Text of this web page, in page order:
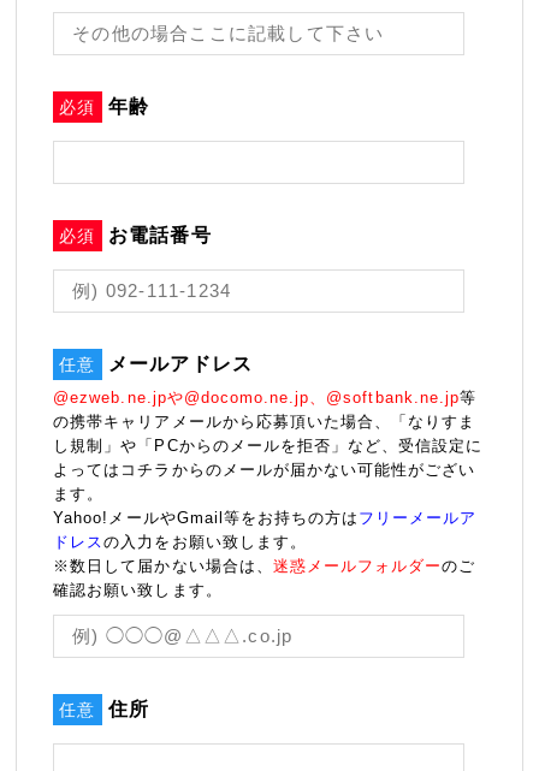
必須 年齢
必須 お電話番号
任意 メールアドレス
@ezweb.ne.jpや@docomo.ne.jp、@softbank.ne.jp等
の携帯キャリアメールから応募頂いた場合、「なりすま
し規制」や「PCからのメールを拒否」など、受信設定に
よってはコチラからのメールが届かない可能性がござい
ます。
Yahoo!メールやGmail等をお持ちの方は フリーメールア
ドレスの入力をお願い致します。
※数日して届かない場合は、 迷惑メールフォルダーのご
確認お願い致します。
任意 住所